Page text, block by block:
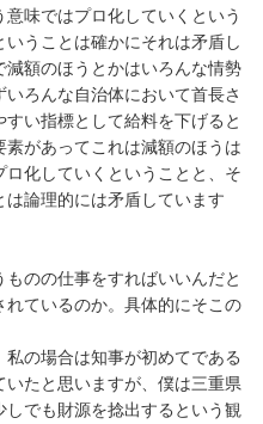
意味ではプロ化していくという
うことは確かにそれは矛盾し
減額のほうとかはいろんな情勢
ろんな自治体において首長さ
い指標として給料を下げると
があってこれは減額のほうは
化していくということと、そ
論理的には矛盾しています
ものの仕事をすればいいんだと
ているのか。具体的にそこの
私の場合は知事が初めてである
たと思いますが、僕は三重県
でも財源を捻出するという観